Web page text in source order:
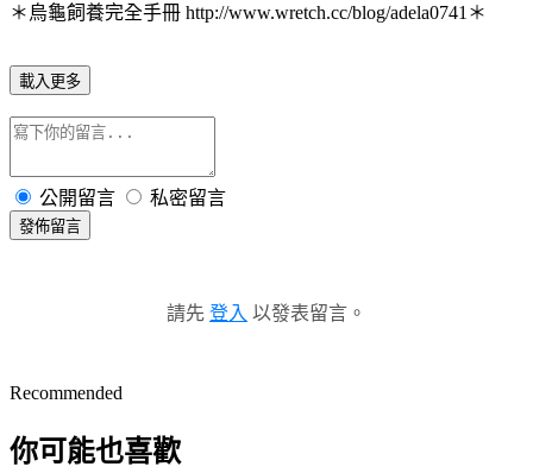
＊烏龜飼養完全手冊 http://www.wretch.cc/blog/adela0741＊
載入更多
公開留言 私密留言
發佈留言
請先 登入 以發表留言。
Recommended
你可能也喜歡